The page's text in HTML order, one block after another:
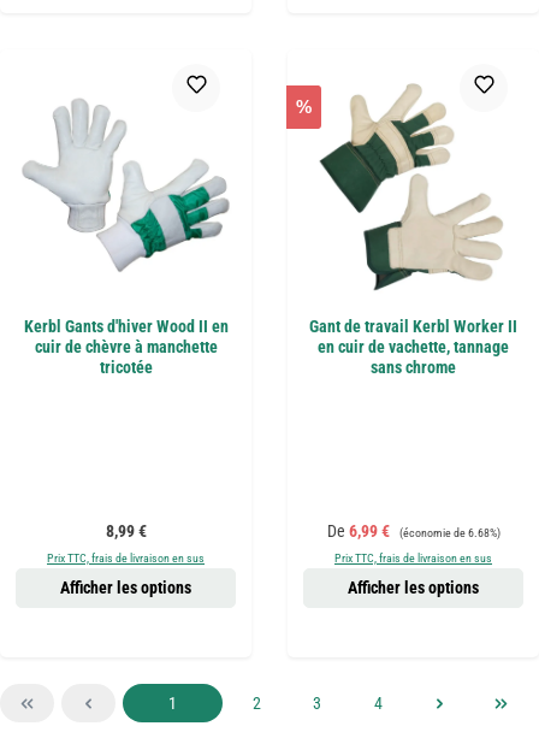
Kerbl Gants d'hiver Wood II en
cuir de chèvre à manchette
tricotée
Prix régulier :
8,99 €
Prix TTC, frais de livraison en sus
Afficher les options
%
Gant de travail Kerbl Worker II
en cuir de vachette, tannage
sans chrome
Prix de vente :
De 6,99 € Prix régulier :
(économie de 6.68%)
Prix TTC, frais de livraison en sus
Afficher les options
Page
1 Page
2 Page
3 Page
4